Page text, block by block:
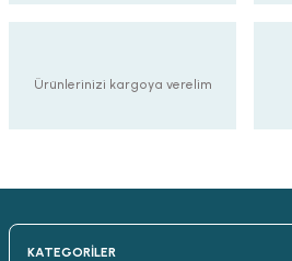
Ürünlerinizi kargoya verelim
KATEGORİLER